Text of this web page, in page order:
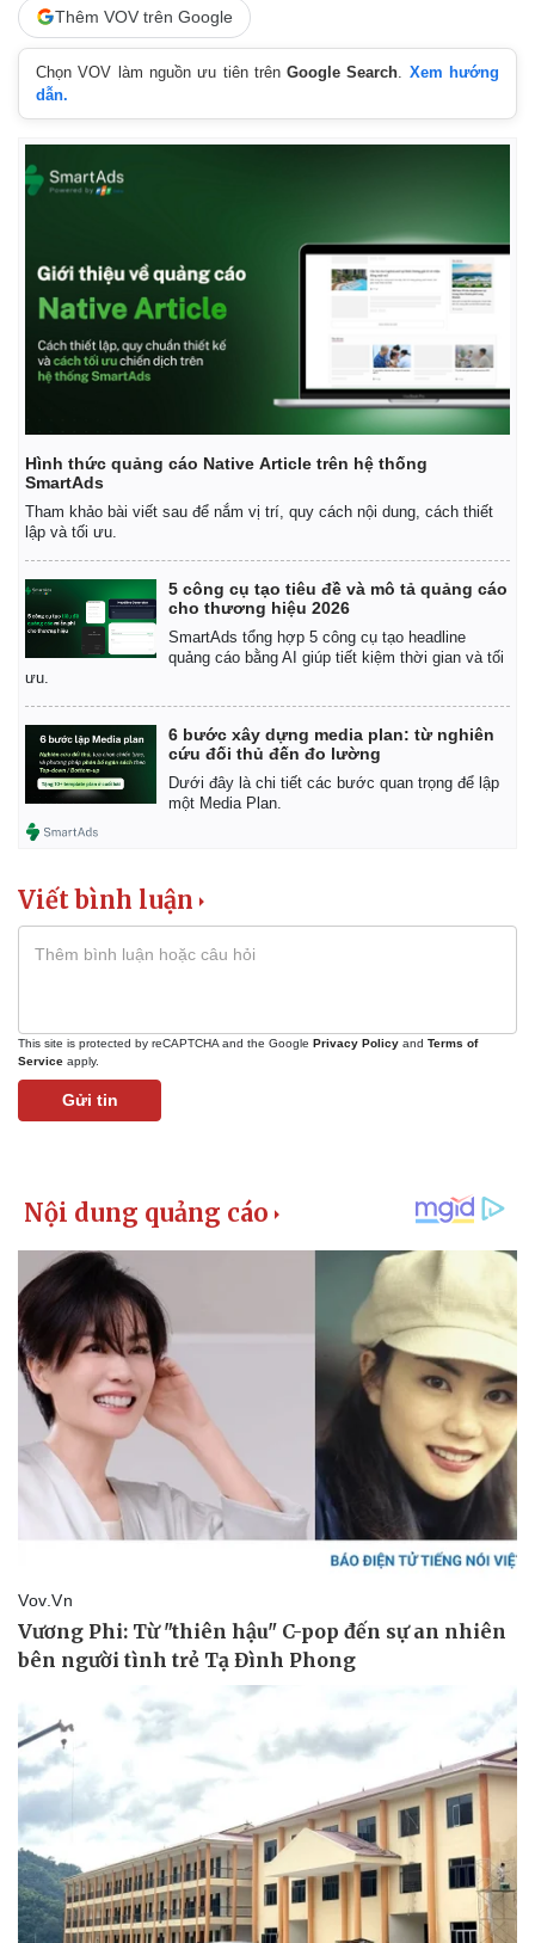
Thế giới
Cuộc sống đó đây
Hồ sơ
Video
Ảnh
E-Magazine
Kinh tế
Bất động sản
Khởi nghiệp
Thị trường
Tiêu dùng
Tỷ giá
Chứng khoán
Giá cà phê
Thêm VOV trên Google
Chọn VOV làm nguồn ưu tiên trênGoogle Search
Xem hướng
dẫn.
Hình thức quảng cáo Native Article trên hệ thống
SmartAds
Tham khảo bài viết sau để nắm vị trí, quy cách nội dung, cách thiết
lập và tối ưu.
5 công cụ tạo tiêu đề và mô tả quảng cáo
cho thương hiệu 2026
SmartAds tổng hợp 5 công cụ tạo headline
quảng cáo bằng AI giúp tiết kiệm thời gian và tối
ưu.
6 bước xây dựng media plan: từ nghiên
cứu đối thủ đến đo lường
Dưới đây là chi tiết các bước quan trọng để lập
một Media Plan.
Viết bình luận
This site is protected by reCAPTCHA and the Google Privacy Policy and Terms of
Service apply.
Gửi tin